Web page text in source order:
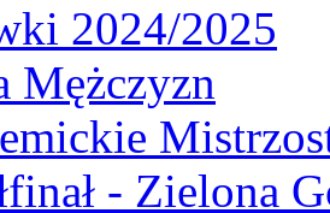
2024/2025
Mężczyzn
- Zielona